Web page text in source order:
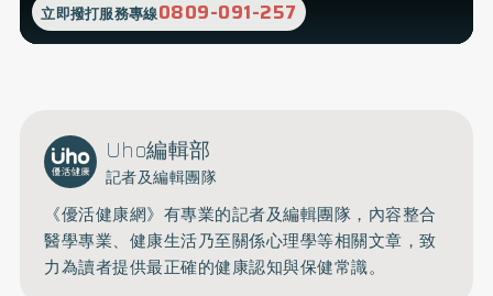
立即撥打服務專線0809-091-257
Uho編輯部
記者及編輯團隊
《優活健康網》有專業的記者及編輯團隊，內容整合
醫學專業、健康生活乃至關係心理學等相關文章，致
力為讀者提供最正確的健康認知與保健常識。